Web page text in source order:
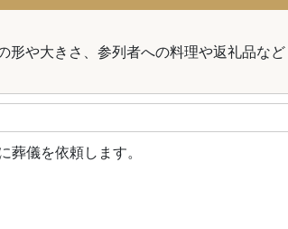
形や大きさ、参列者への料理や返礼品など
儀を依頼します。